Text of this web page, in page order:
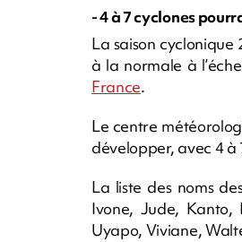
- 4 à 7 cyclones
La saison
à la normale à
France.
Le centre
développer, avec 4
La liste des noms
Ivone, Jude, Kanto,
Uyapo, Viviane,